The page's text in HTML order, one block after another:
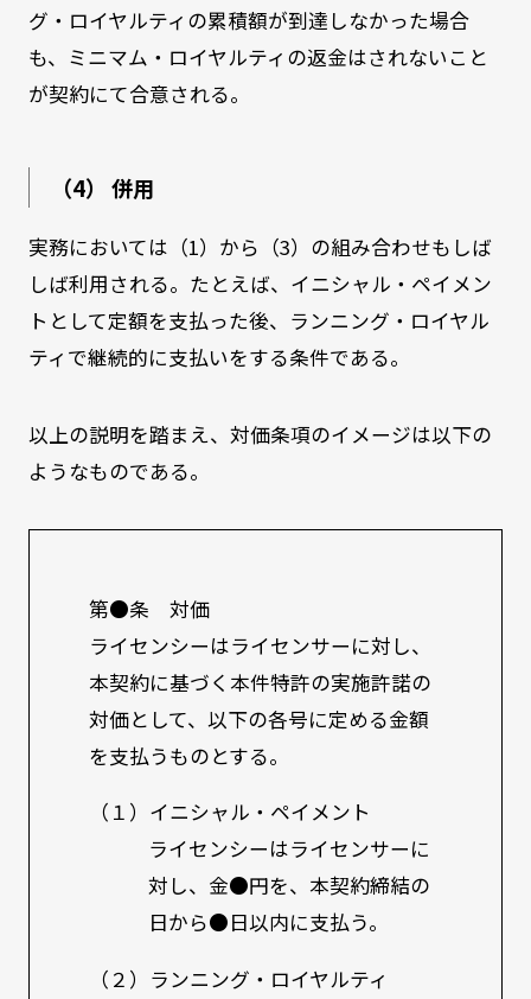
グ・ロイヤルティの累積額が到達しなかった場合
も、ミニマム・ロイヤルティの返金はされないこと
が契約にて合意される。
（4） 併用
実務においては（1）から（3）の組み合わせもしば
しば利用される。たとえば、イニシャル・ペイメン
トとして定額を支払った後、ランニング・ロイヤル
ティで継続的に支払いをする条件である。
以上の説明を踏まえ、対価条項のイメージは以下の
ようなものである。
第●条 対価
ライセンシーはライセンサーに対し、
本契約に基づく本件特許の実施許諾の
対価として、以下の各号に定める金額
を支払うものとする。
（１）イニシャル・ペイメント
ライセンシーはライセンサーに
対し、金●円を、本契約締結の
日から●日以内に支払う。
（２）ランニング・ロイヤルティ